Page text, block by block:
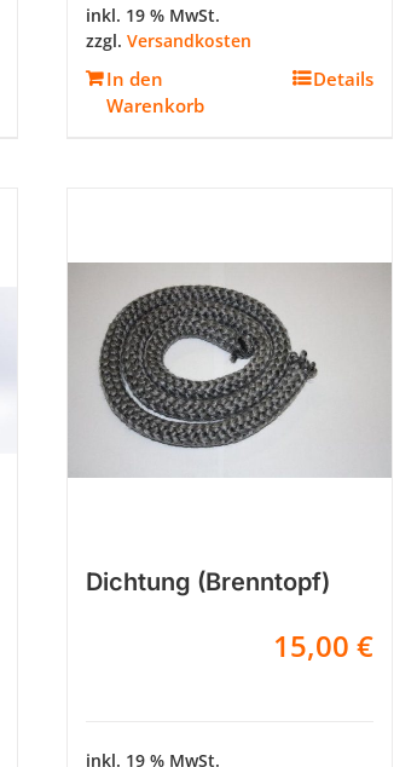
inkl. 19 % MwSt.
zzgl. Versandkosten
In den
Warenkorb
Details
Dichtung (Brenntopf)
15,00 €
inkl. 19 % MwSt.